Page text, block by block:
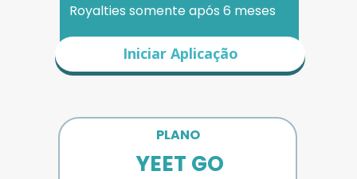
PLANO
YEET GO
Iniciar Aplicação
Royalties somente após 6 meses